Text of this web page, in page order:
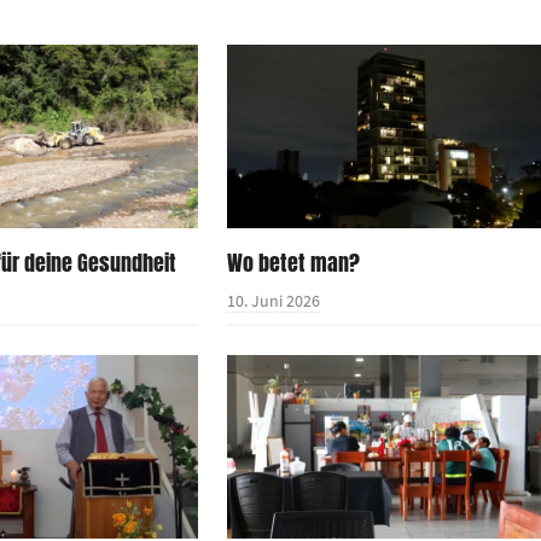
deine Gesundheit Wo betet man?
10. Juni 2026